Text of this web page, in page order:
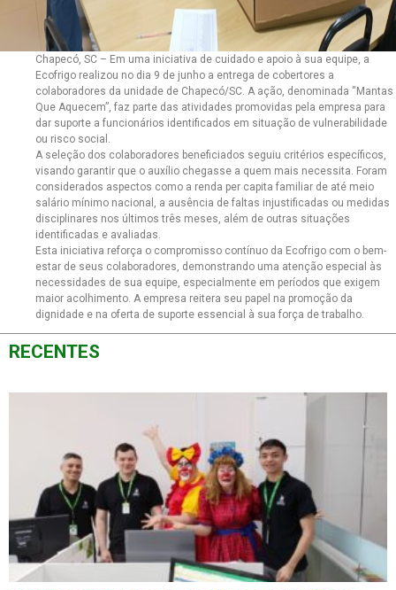
Chapecó, SC – Em uma iniciativa de cuidado e apoio à sua equipe, a
Ecofrigo realizou no dia 9 de junho a entrega de cobertores a
colaboradores da unidade de Chapecó/SC. A ação, denominada “Mantas
Que Aquecem”, faz parte das atividades promovidas pela empresa para
dar suporte a funcionários identificados em situação de vulnerabilidade
ou risco social.
A seleção dos colaboradores beneficiados seguiu critérios específicos,
visando garantir que o auxílio chegasse a quem mais necessita. Foram
considerados aspectos como a renda per capita familiar de até meio
salário mínimo nacional, a ausência de faltas injustificadas ou medidas
disciplinares nos últimos três meses, além de outras situações
identificadas e avaliadas.
Esta iniciativa reforça o compromisso contínuo da Ecofrigo com o bem-
estar de seus colaboradores, demonstrando uma atenção especial às
necessidades de sua equipe, especialmente em períodos que exigem
maior acolhimento. A empresa reitera seu papel na promoção da
dignidade e na oferta de suporte essencial à sua força de trabalho.
RECENTES